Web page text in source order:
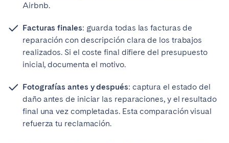
Airbnb.
Facturas finales: guarda todas las facturas de
reparación con descripción clara de los trabajos
realizados. Si el coste final difiere del presupuesto
inicial, documenta el motivo.
Fotografías antes y después: captura el estado del
daño antes de iniciar las reparaciones, y el resultado
final una vez completadas. Esta comparación visual
refuerza tu reclamación.